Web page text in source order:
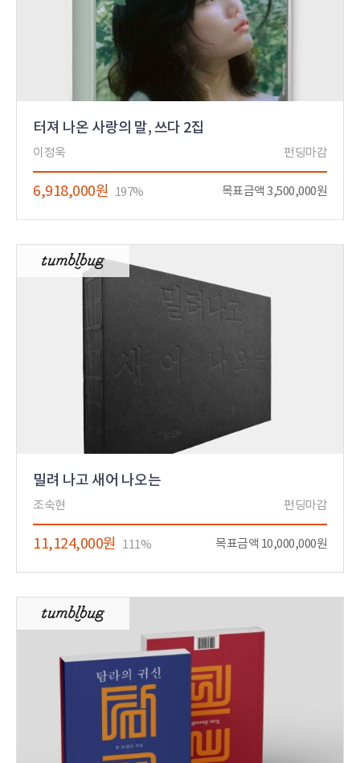
터져 나온 사랑의 말, 쓰다 2집
이정욱 펀딩마감
6,918,000원 197% 목표금액 3,500,000원
밀려 나고 새어 나오는
조숙현 펀딩마감
11,124,000원 111% 목표금액 10,000,000원